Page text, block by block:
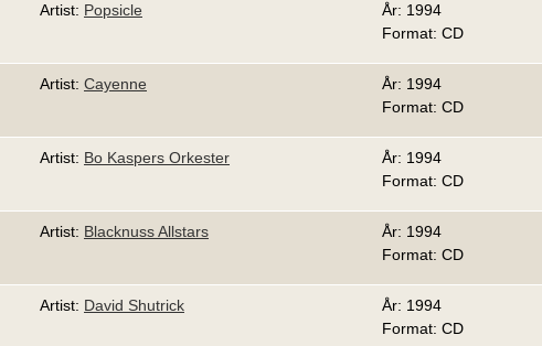
Artist: Popsicle
År: 1994
Format: CD
Artist: Cayenne
År: 1994
Format: CD
Artist: Bo Kaspers Orkester
År: 1994
Format: CD
Artist: Blacknuss Allstars
År: 1994
Format: CD
Artist: David Shutrick
År: 1994
Format: CD